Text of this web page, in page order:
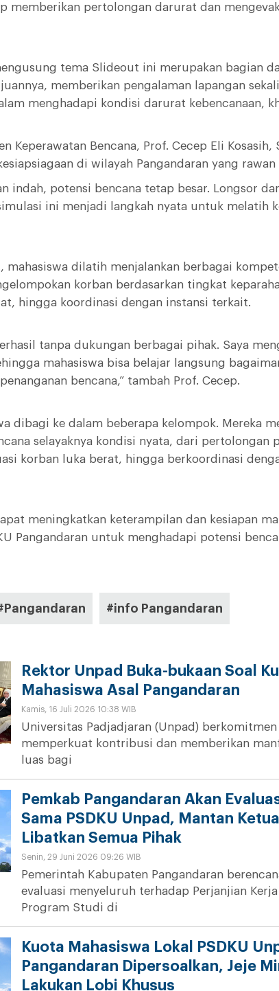
memberikan pertolongan darurat dan
tema Slideout ini merupakan bagian
memberikan pengalaman lapangan
menghadapi kondisi darurat kebencanaan,
Keperawatan Bencana, Prof. Cecep Eli Kosasih,
di wilayah Pangandaran yang rawan
indah, potensi bencana tetap besar. Longsor
ini menjadi langkah nyata untuk melatih
mahasiswa dilatih menjalankan berbagai
korban berdasarkan tingkat
hingga koordinasi dengan instansi terkait.
tanpa dukungan berbagai pihak. Saya
mahasiswa bisa belajar langsung
bencana,” tambah Prof. Cecep.
dibagi ke dalam beberapa kelompok. Mereka
selayaknya kondisi nyata, dari pertolongan
korban luka berat, hingga berkoordinasi
meningkatkan keterampilan dan kesiapan
Pangandaran untuk menghadapi potensi
#info Pangandaran
Rektor Unpad Buka-bukaan Soal
Mahasiswa Asal Pangandaran
Kamis, 16 Juli 2026 10:38 WIB
Universitas Padjadjaran (Unpad)
memperkuat kontribusi dan memberikan
luas bagi
Pemkab Pangandaran Akan
Sama PSDKU Unpad, Mantan
Libatkan Semua Pihak
Senin, 29 Juni 2026 09:26 WIB
Pemerintah Kabupaten Pangandaran
evaluasi menyeluruh terhadap Perjanjian Kerja
Program Studi di
Kuota Mahasiswa Lokal PSDKU
Pangandaran Dipersoalkan, Jeje
Lakukan Lobi Khusus